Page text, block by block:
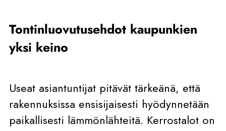
Tontinluovutusehdot kaupunkien
yksi keino
Useat asiantuntijat pitävät tärkeänä, että
rakennuksissa ensisijaisesti hyödynnetään
paikallisesti lämmönlähteitä. Kerrostalot on